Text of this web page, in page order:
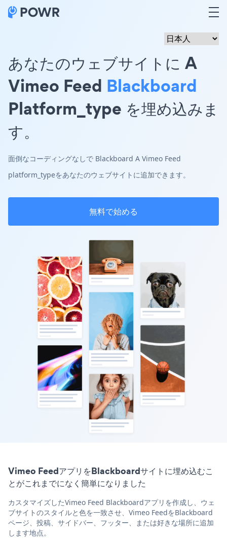
あなたのウェブサイトに A
Vimeo Feed Blackboard
Platform_type を埋め込みま
す。
面倒なコーディングなしで Blackboard A Vimeo Feed
platform_typeをあなたのウェブサイトに追加できます。
無料で始める
Vimeo FeedアプリをBlackboardサイトに埋め込むこ
とがこれまでになく簡単になりました
カスタマイズしたVimeo Feed Blackboardアプリを作成し、ウェ
ブサイトのスタイルと色を一致させ、Vimeo FeedをBlackboard
ページ、投稿、サイドバー、フッター、または好きな場所に追加
します地点。